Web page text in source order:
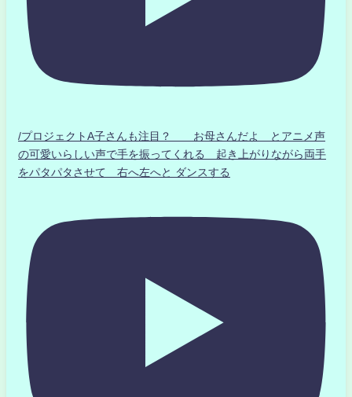
/プロジェクトA子さんも注目？ お母さんだよ とアニメ声
の可愛いらしい声で手を振ってくれる 起き上がりながら両手
をパタパタさせて 右へ左へと ダンスする